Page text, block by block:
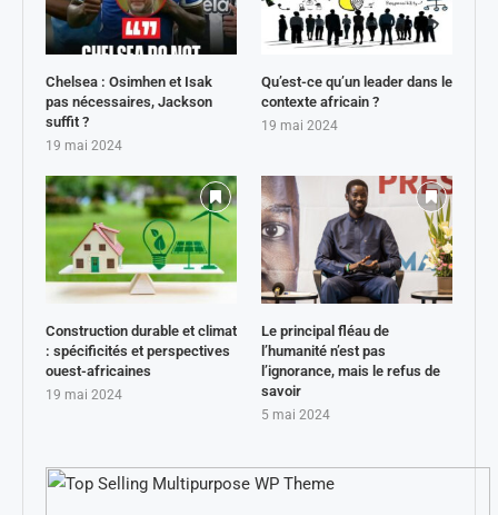
Chelsea : Osimhen et Isak
pas nécessaires, Jackson
suffit ?
19 mai 2024
Qu’est-ce qu’un leader dans le
contexte africain ?
19 mai 2024
Construction durable et climat
: spécificités et perspectives
ouest-africaines
19 mai 2024
Le principal fléau de
l’humanité n’est pas
l’ignorance, mais le refus de
savoir
5 mai 2024